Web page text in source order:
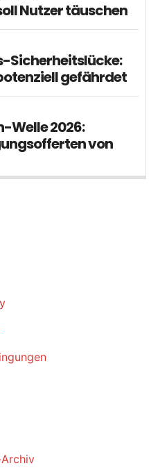
Nutzer täuschen
Sicherheitslücke:
gefährdet
Welle 2026:
von